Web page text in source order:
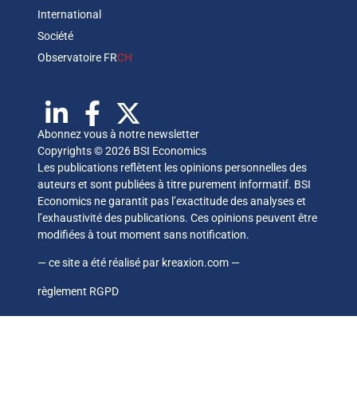
International
Société
Observatoire FRCH
Abonnez vous à notre newsletter
Copyrights © 2026 BSI Economics
Les publications reflètent les opinions personnelles des
auteurs et sont publiées à titre purement informatif. BSI
Economics ne garantit pas l’exactitude des analyses et
l’exhaustivité des publications. Ces opinions peuvent être
modifiées à tout moment sans notification.
— ce site a été réalisé par kreaxion.com —
règlement RGPD